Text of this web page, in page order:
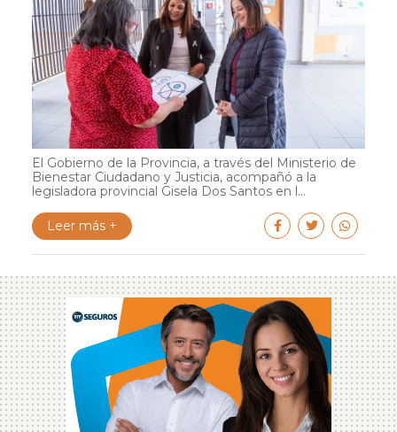
El Gobierno de la Provincia, a través del Ministerio de
Bienestar Ciudadano y Justicia, acompañó a la
legisladora provincial Gisela Dos Santos en l...
Leer más +